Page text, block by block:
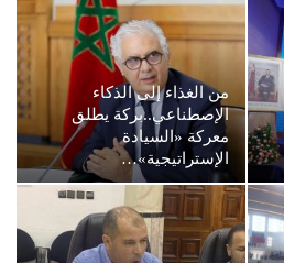
من الغذاء إلى الذكاء
الإصطناعي..بركة يطلق
معركة «السيادة
الإستراتيجية»…